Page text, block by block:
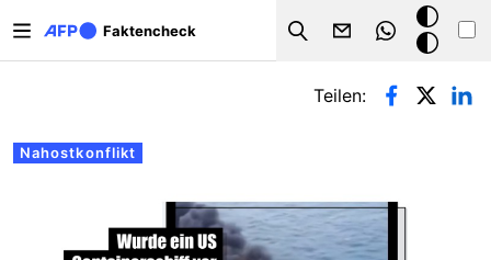
Faktencheck
Search
Dark
Mode
Primäre Reiter
Nahostkonflikt
Teilen: